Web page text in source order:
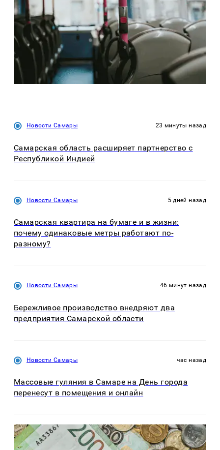
Новости Самары 23 минуты назад
Самарская область расширяет партнерство с
Республикой Индией
Новости Самары 5 дней назад
Самарская квартира на бумаге и в жизни:
почему одинаковые метры работают по-
разному?
Новости Самары 46 минут назад
Бережливое производство внедряют два
предприятия Самарской области
Новости Самары час назад
Массовые гуляния в Самаре на День города
перенесут в помещения и онлайн